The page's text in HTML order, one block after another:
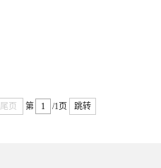
尾页 第 /1页 跳转